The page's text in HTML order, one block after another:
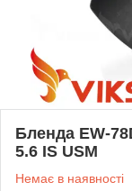
Бленда EW-
5.6 IS USM
Немає в наявності